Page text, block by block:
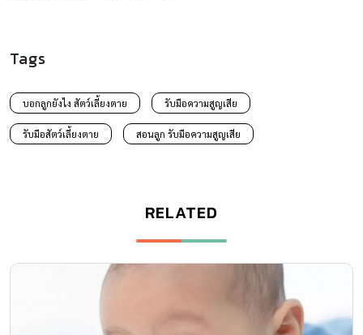
Tags
บอกลูกยังไง สัตว์เลี้ยงตาย รับมือความสูญเสีย
รับมือสัตว์เลี้ยงตาย สอนลูก รับมือความสูญเสีย
RELATED